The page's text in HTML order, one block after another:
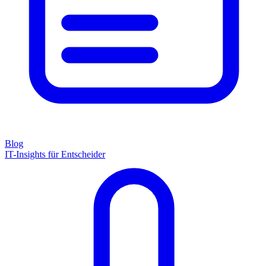
Blog
IT-Insights für Entscheider